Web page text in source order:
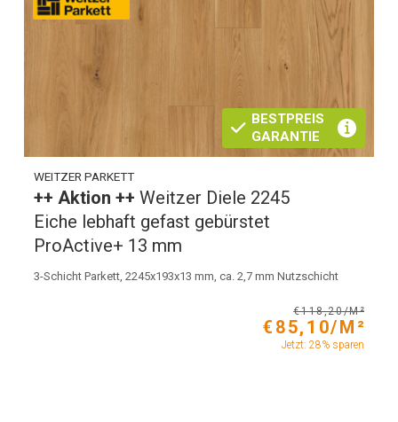
BESTPREIS
GARANTIE
WEITZER PARKETT
++ Aktion ++Weitzer Diele 2245
Eiche lebhaft gefast gebürstet
ProActive+ 13 mm
3-Schicht Parkett, 2245x193x13 mm, ca. 2,7 mm Nutzschicht
€118,20/M²
€85,10/M²
Jetzt: 28% sparen